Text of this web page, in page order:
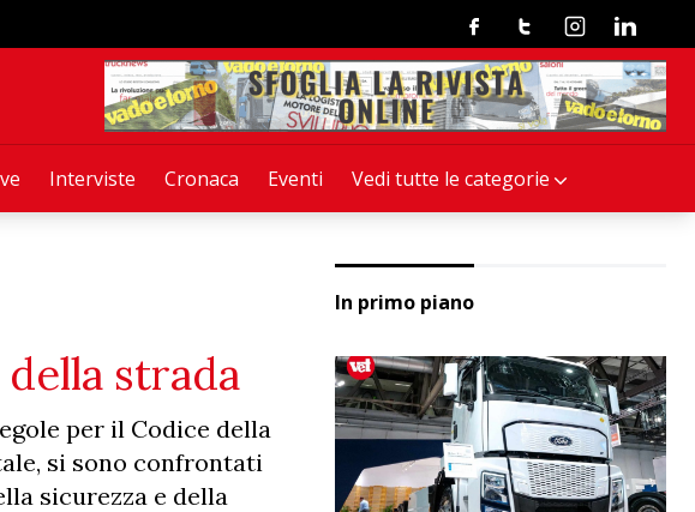
Interviste Cronaca Eventi Vedi tutte le categorie
FacebookTwitterInstagramLinkedin
strada
per il Codice della
si sono confrontati
sicurezza e della
In primo piano